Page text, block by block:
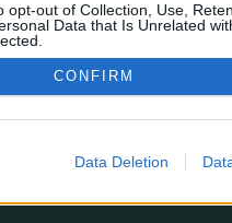
opt-out of Collection, Use,
Data that Is Unrelated
CONFIRM
Data Deletion
Privacidad|Condiciones
¿Estás perdiendo alguna estadística?